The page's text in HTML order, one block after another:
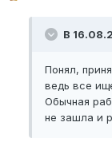
В
Понял,
ведь все
Обычная
не зашла и